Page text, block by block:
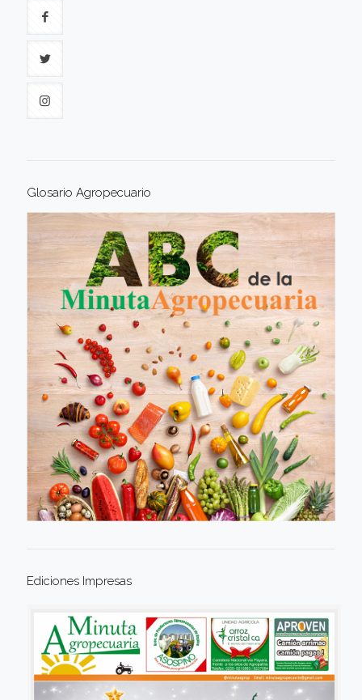
Glosario Agropecuario
Ediciones Impresas